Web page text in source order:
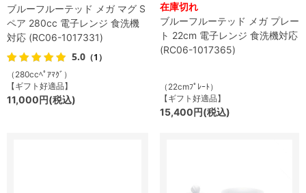
ブルーフルーテッド メガ マグ S
ペア 280cc 電子レンジ 食洗機
対応 (RC06-1017331)
5.0 （1）
（280ccﾍﾟｱﾏｸﾞ）
【ギフト好適品】
11,000円(税込)
在庫切れ
ブルーフルーテッド メガ プレー
ト 22cm 電子レンジ 食洗機対応
(RC06-1017365)
（22cmﾌﾟﾚｰﾄ）
【ギフト好適品】
15,400円(税込)